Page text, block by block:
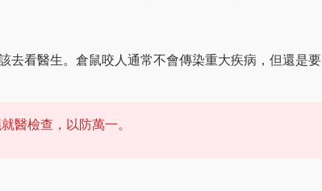
去看醫生。倉鼠咬人通常不會傳染重大疾病，但還是要
醫檢查，以防萬一。